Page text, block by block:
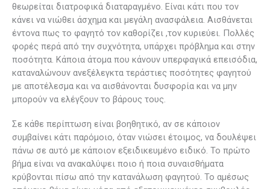
θεωρείται διατροφικά διαταραγμένο. Είναι κάτι που τον
κάνει να νιώθει άσχημα και μεγάλη ανασφάλεια. Αισθάνεται
έντονα πως το φαγητό τον καθορίζει ,τον κυριεύει. Πολλές
φορές περά από την συχνότητα, υπάρχει πρόβλημα και στην
ποσότητα. Κάποια άτομα που κάνουν υπερφαγικά επεισόδια,
καταναλώνουν ανεξέλεγκτα τεράστιες ποσότητες φαγητού
με αποτέλεσμα και να αισθάνονται δυσφορία και να μην
μπορούν να ελέγξουν το βάρους τους.
Σε κάθε περίπτωση είναι βοηθητικό, αν σε κάποιον
συμβαίνει κάτι παρόμοιο, όταν νιώσει έτοιμος, να δουλέψει
πάνω σε αυτό με κάποιον εξειδικευμένο ειδικό. Το πρώτο
βήμα είναι να ανακαλύψει ποιο ή ποια συναισθήματα
κρύβονται πίσω από την κατανάλωση φαγητού. Το αμέσως